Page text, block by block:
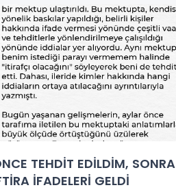
TEHDİT EDİLDİM, SONRA
İFADELERİ GELDİ